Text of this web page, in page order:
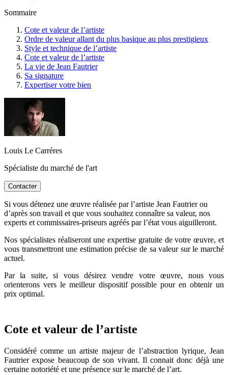
Sommaire
Cote et valeur de l’artiste
Ordre de valeur allant du plus basique au plus prestigieux
Style et technique de l’artiste
Cote et valeur de l’artiste
La vie de Jean Fautrier
Sa signature
Expertiser votre bien
Louis Le Carréres
Spécialiste du marché de l'art
Contacter
Si vous détenez une œuvre réalisée par l’artiste Jean Fautrier ou
d’après son travail et que vous souhaitez connaître sa valeur, nos
experts et commissaires-priseurs agréés par l’état vous aiguilleront.
Nos spécialistes réaliseront une expertise gratuite de votre œuvre, et
vous transmettront une estimation précise de sa valeur sur le marché
actuel.
Par la suite, si vous désirez vendre votre œuvre, nous vous
orienterons vers le meilleur dispositif possible pour en obtenir un
prix optimal.
Cote et valeur de l’artiste
Considéré comme un artiste majeur de l’abstraction lyrique, Jean
Fautrier expose beaucoup de son vivant. Il connait donc déjà une
certaine notoriété et une présence sur le marché de l’art.